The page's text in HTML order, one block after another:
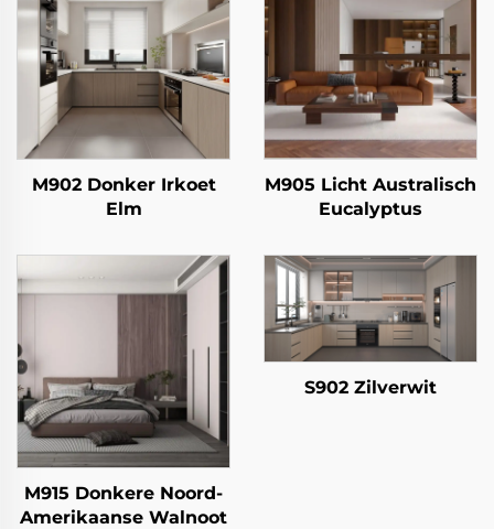
M902 Donker Irkoet
Elm
M905 Licht Australisch
Eucalyptus
M915 Donkere Noord-
Amerikaanse Walnoot
S902 Zilverwit